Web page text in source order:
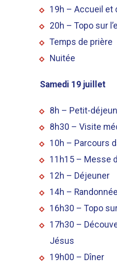
19h – Accueil et
20h – Topo sur
Temps de prière
Nuitée
Samedi 19 juillet
8h – Petit-
8h30 – Visite
10h – Parcours
11h15 – Messe
12h – Déjeuner
14h –
16h30 – Topo
17h30 –
Jésus
19h00 – Dîner